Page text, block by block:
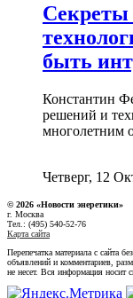
Секреты
быть
Константин
решений и
многолетним
Четверг, 12
© 2026 «Новости энеретики»
г. Москва
Тел.: (495) 540-52-76
Карта сайта
Перепечатка материала с сайта
объявлений и комментариев,
не несет. Вся информация носит